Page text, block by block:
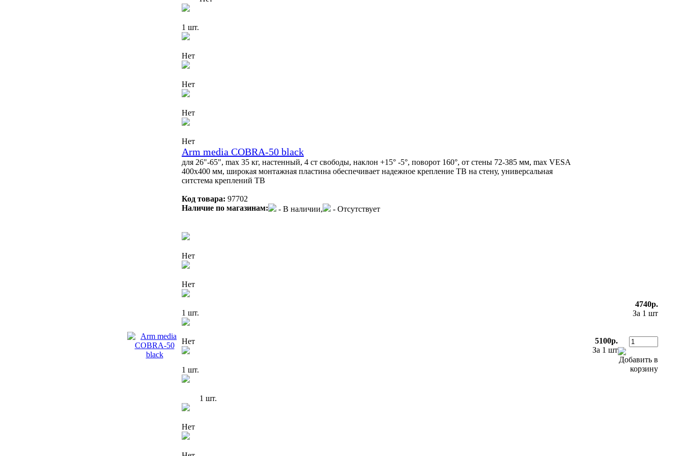
1 шт.
Нет
Нет
Нет
Нет
Arm media COBRA-50 black
для 26"-65", max 35 кг, настенный, 4 ст свободы, наклон +15° -5°, поворот 160°, от стены 72-385 мм, max VESA
400x400 мм, широкая монтажная пластина обеспечивает надежное крепление ТВ на стену, универсальная
ситстема креплений ТВ
Код товара: 97702
Наличие по магазинам:
- В наличии, - Отсутствует
Нет
Нет
1 шт.
Нет
1 шт.
1 шт.
Нет
5100р.
За 1 шт
4740р.
За 1 шт